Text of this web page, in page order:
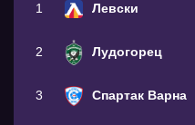
1 Левски
2 Лудогорец
3 Спартак Варна